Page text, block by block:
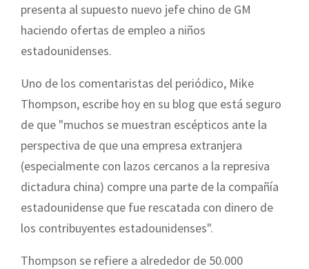
presenta al supuesto nuevo jefe chino de GM
haciendo ofertas de empleo a niños
estadounidenses.
Uno de los comentaristas del periódico, Mike
Thompson, escribe hoy en su blog que está seguro
de que "muchos se muestran escépticos ante la
perspectiva de que una empresa extranjera
(especialmente con lazos cercanos a la represiva
dictadura china) compre una parte de la compañía
estadounidense que fue rescatada con dinero de
los contribuyentes estadounidenses".
Thompson se refiere a alrededor de 50.000